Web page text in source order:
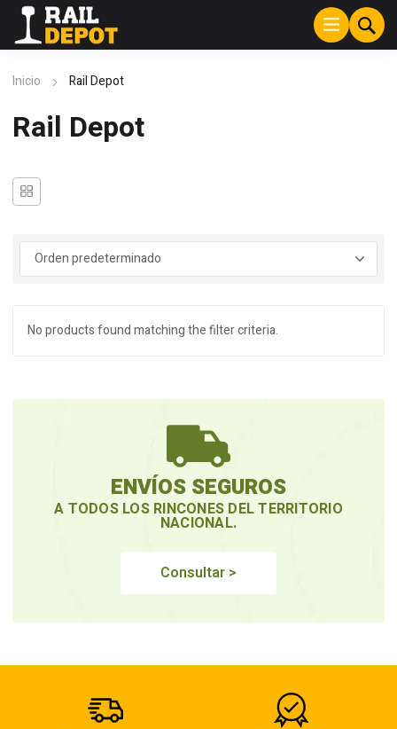
Inicio Rail Depot
Rail Depot
No products found matching the filter criteria.
ENVÍOS SEGUROS
A TODOS LOS RINCONES DEL TERRITORIO
NACIONAL.
Consultar >